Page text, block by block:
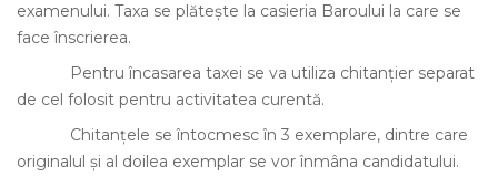
examenului. Taxa se plăteşte la casieria Baroului la care se
face înscrierea.
Pentru încasarea taxei se va utiliza chitanţier separat
de cel folosit pentru activitatea curentă.
Chitanţele se întocmesc în 3 exemplare, dintre care
originalul şi al doilea exemplar se vor înmâna candidatului.